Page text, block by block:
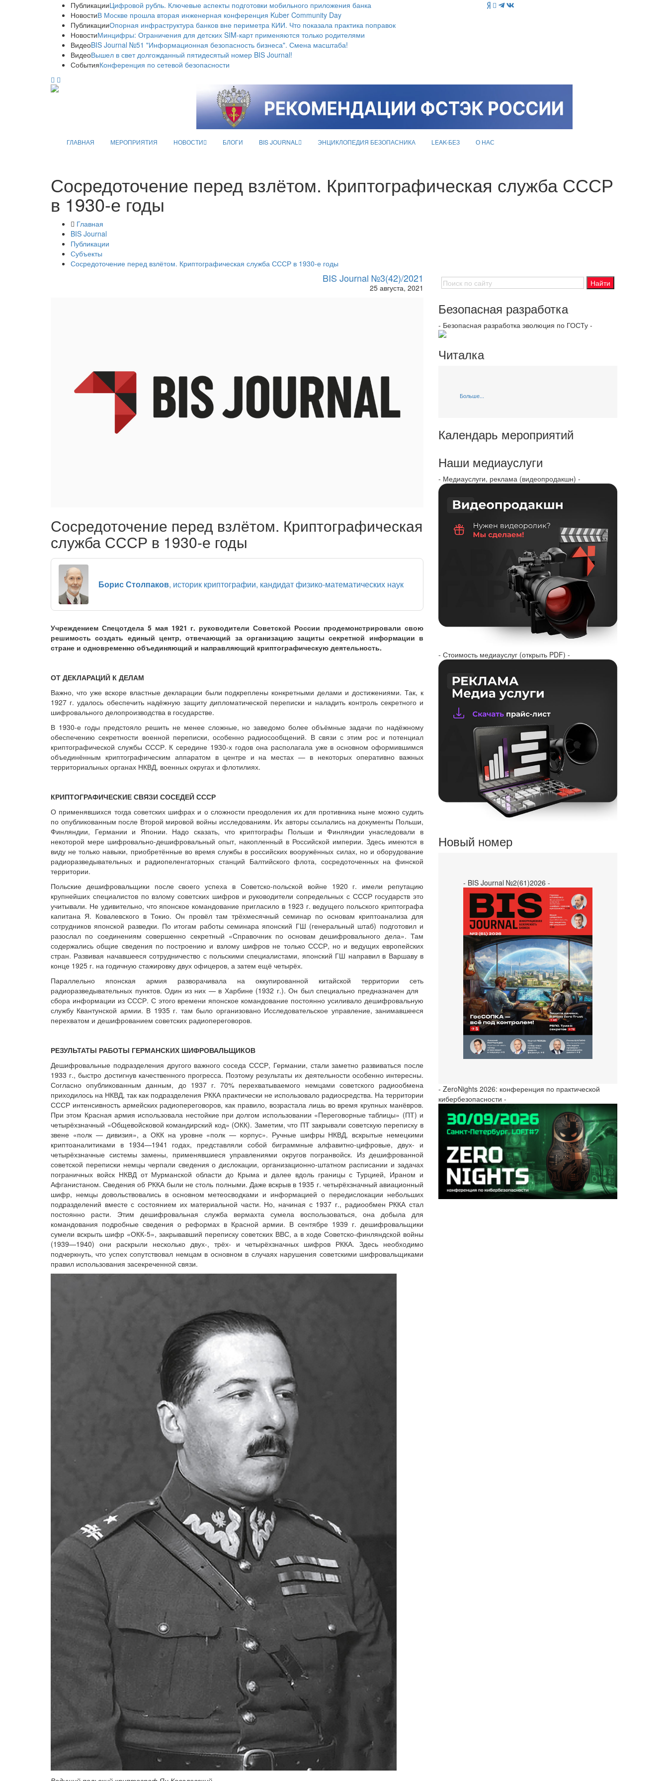
ПубликацииЦифровой рубль. Ключевые аспекты подготовки мобильного приложения банка
НовостиВ Москве прошла вторая инженерная конференция Kuber Community Day
ПубликацииОпорная инфраструктура банков вне периметра КИИ. Что показала практика поправок
НовостиМинцифры: Ограничения для детских SIM-карт применяются только родителями
ВидеоBIS Journal №51 "Информационная безопасность бизнеса". Смена масштаба!
ВидеоВышел в свет долгожданный пятидесятый номер BIS Journal!
СобытияКонференция по сетевой безопасности
ГЛАВНАЯ МЕРОПРИЯТИЯ НОВОСТИ БЛОГИ BIS JOURNAL ЭНЦИКЛОПЕДИЯ БЕЗОПАСНИКА LEAK-БЕЗ О НАС
Сосредоточение перед взлётом. Криптографическая служба СССР
в 1930-е годы
Главная
BIS Journal
Публикации
Субъекты
Сосредоточение перед взлётом. Криптографическая служба СССР в 1930-е годы
BIS Journal №3(42)/2021
25 августа, 2021
Сосредоточение перед взлётом. Криптографическая
служба СССР в 1930-е годы
Борис Столпаков, историк криптографии, кандидат физико-математических наук
Учреждением Спецотдела 5 мая 1921 г. руководители Советской России продемонстрировали свою
решимость создать единый центр, отвечающий за организацию защиты секретной информации в
стране и одновременно объединяющий и направляющий криптографическую деятельность.
ОТ ДЕКЛАРАЦИЙ К ДЕЛАМ
Важно, что уже вскоре властные декларации были подкреплены конкретными делами и достижениями. Так, к
1927 г. удалось обеспечить надёжную защиту дипломатической переписки и наладить контроль секретного и
шифровального делопроизводства в государстве.
В 1930-е годы предстояло решить не менее сложные, но заведомо более объёмные задачи по надёжному
обеспечению секретности военной переписки, особенно радиосообщений. В связи с этим рос и потенциал
криптографической службы СССР. К середине 1930-х годов она располагала уже в основном оформившимся
объединённым криптографическим аппаратом в центре и на местах — в некоторых оперативно важных
территориальных органах НКВД, военных округах и флотилиях.
КРИПТОГРАФИЧЕСКИЕ СВЯЗИ СОСЕДЕЙ СССР
О применявшихся тогда советских шифрах и о сложности преодоления их для противника ныне можно судить
по опубликованным после Второй мировой войны исследованиям. Их авторы ссылались на документы Польши,
Финляндии, Германии и Японии. Надо сказать, что криптографы Польши и Финляндии унаследовали в
некоторой мере шифровально-дешифровальный опыт, накопленный в Российской империи. Здесь имеются в
виду не только навыки, приобретённые во время службы в российских вооружённых силах, но и оборудование
радиоразведывательных и радиопеленгаторных станций Балтийского флота, сосредоточенных на финской
территории.
Польские дешифровальщики после своего успеха в Советско-польской войне 1920 г. имели репутацию
крупнейших специалистов по взлому советских шифров и руководители сопредельных с СССР государств это
учитывали. Не удивительно, что японское командование пригласило в 1923 г. ведущего польского криптографа
капитана Я. Ковалевского в Токио. Он провёл там трёхмесячный семинар по основам криптоанализа для
сотрудников японской разведки. По итогам работы семинара японский ГШ (генеральный штаб) подготовил и
разослал по соединениям совершенно секретный «Справочник по основам дешифровального дела». Там
содержались общие сведения по построению и взлому шифров не только СССР, но и ведущих европейских
стран. Развивая начавшееся сотрудничество с польскими специалистами, японский ГШ направил в Варшаву в
конце 1925 г. на годичную стажировку двух офицеров, а затем ещё четырёх.
Параллельно японская армия разворачивала на оккупированной китайской территории сеть
радиоразведывательных пунктов. Один из них — в Харбине (1932 г.). Он был специально предназначен для
сбора информации из СССР. С этого времени японское командование постоянно усиливало дешифровальную
службу Квантунской армии. В 1935 г. там было организовано Исследовательское управление, занимавшееся
перехватом и дешифрованием советских радиопереговоров.
РЕЗУЛЬТАТЫ РАБОТЫ ГЕРМАНСКИХ ШИФРОВАЛЬЩИКОВ
Дешифровальные подразделения другого важного соседа СССР, Германии, стали заметно развиваться после
1933 г., быстро достигнув качественного прогресса. Поэтому результаты их деятельности особенно интересны.
Согласно опубликованным данным, до 1937 г. 70% перехватываемого немцами советского радиообмена
приходилось на НКВД, так как подразделения РККА практически не использовало радиосредства. На территории
СССР интенсивность армейских радиопереговоров, как правило, возрастала лишь во время крупных манёвров.
При этом Красная армия использовала нестойкие при долгом использовании «Переговорные таблицы» (ПТ) и
четырёхзначный «Общевойсковой командирский код» (ОКК). Заметим, что ПТ закрывали советскую переписку в
звене «полк — дивизия», а ОКК на уровне «полк — корпус». Ручные шифры НКВД, вскрытые немецкими
криптоаналитиками в 1934—1941 годах, представляли собой биграммные алфавитно-цифровые, двух- и
четырёхзначные системы замены, применявшиеся управлениями округов погранвойск. Из дешифрованной
советской переписки немцы черпали сведения о дислокации, организационно-штатном расписании и задачах
пограничных войск НКВД от Мурманской области до Крыма и далее вдоль границы с Турцией, Ираном и
Афганистаном. Сведения об РККА были не столь полными. Даже вскрыв в 1935 г. четырёхзначный авиационный
шифр, немцы довольствовались в основном метеосводками и информацией о передислокации небольших
подразделений вместе с состоянием их материальной части. Но, начиная с 1937 г., радиообмен РККА стал
постоянно расти. Этим дешифровальная служба вермахта сумела воспользоваться, она добыла для
командования подробные сведения о реформах в Красной армии. В сентябре 1939 г. дешифровальщики
сумели вскрыть шифр «ОКК-5», закрывавший переписку советских ВВС, а в ходе Советско-финляндской войны
(1939—1940) они раскрыли несколько двух-, трёх- и четырёхзначных шифров РККА. Здесь необходимо
подчеркнуть, что успех сопутствовал немцам в основном в случаях нарушения советскими шифровальщиками
правил использования засекреченной связи.
Безопасная разработка
- Безопасная разработка эволюция по ГОСТу -
Читалка
Больше...
Календарь мероприятий
Наши медиауслуги
- Медиауслуги, реклама (видеопродакшн) -
- Стоимость медиауслуг (открыть PDF) -
Новый номер
- BIS Journal №2(61)2026 -
- ZeroNights 2026: конференция по практической
кибербезопасности -